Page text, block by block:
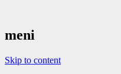
meni
Skip to content